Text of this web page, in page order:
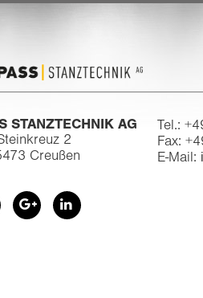
STANZTECHNIK AG
2
Creußen
Tel.:
Fax:
E-Mail: